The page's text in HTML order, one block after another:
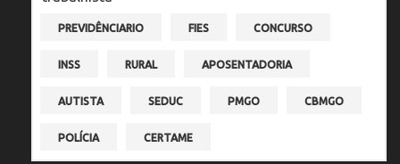
PREVIDÊNCIARIO FIES CONCURSO
INSS RURAL APOSENTADORIA
AUTISTA SEDUC PMGO CBMGO
POLÍCIA CERTAME